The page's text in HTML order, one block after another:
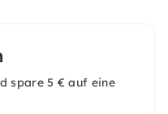
spare 5 € auf eine